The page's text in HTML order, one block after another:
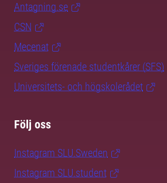
Antagning.se
CSN
Mecenat
Sveriges förenade studentkårer (SFS)
Universitets- och högskolerådet
Följ oss
Instagram SLU.Sweden
Instagram SLU.student